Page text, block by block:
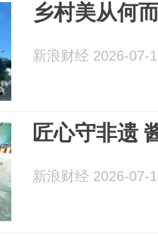
乡村美从何
新浪财经 2026-07-
匠心守非遗
新浪财经 2026-07-